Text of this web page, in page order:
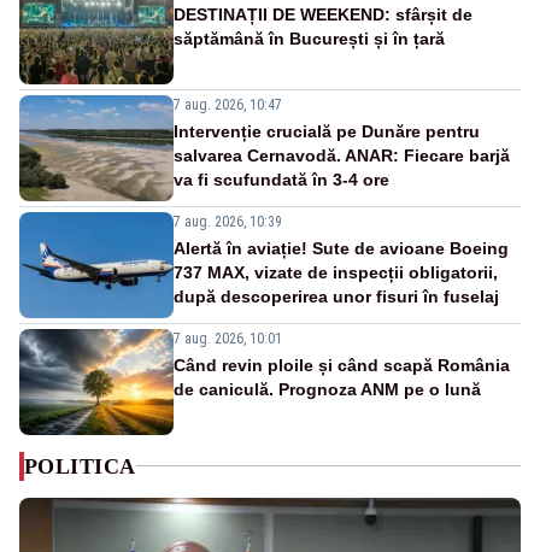
DESTINAȚII DE WEEKEND: sfârșit de
săptămână în București și în țară
7 aug. 2026, 10:47
Intervenție crucială pe Dunăre pentru
salvarea Cernavodă. ANAR: Fiecare barjă
va fi scufundată în 3-4 ore
7 aug. 2026, 10:39
Alertă în aviație! Sute de avioane Boeing
737 MAX, vizate de inspecții obligatorii,
după descoperirea unor fisuri în fuselaj
7 aug. 2026, 10:01
Când revin ploile și când scapă România
de caniculă. Prognoza ANM pe o lună
POLITICA